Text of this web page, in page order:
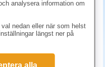
analysera information om
nedan eller när som helst
längst ner på
alla